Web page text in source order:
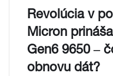
Revolúcia v
Micron
Gen6 9650 ‒
obnovu dát?